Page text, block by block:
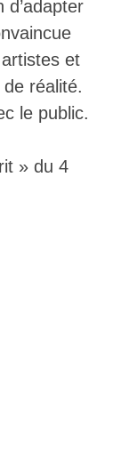
d’adapter
et
réalité.
le public.
» du 4